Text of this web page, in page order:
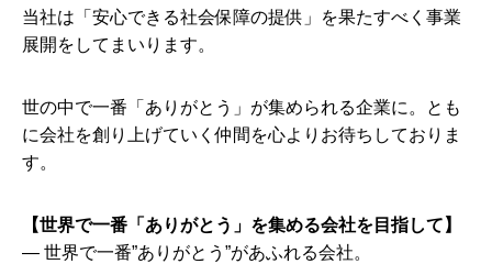
当社は「安心できる社会保障の提供」を果たすべく事業
展開をしてまいります。
世の中で一番「ありがとう」が集められる企業に。とも
に会社を創り上げていく仲間を心よりお待ちしておりま
す。
【世界で一番「ありがとう」を集める会社を目指して】
― 世界で一番”ありがとう”があふれる会社。